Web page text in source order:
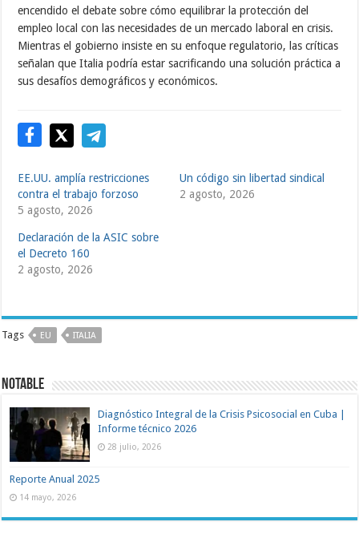
encendido el debate sobre cómo equilibrar la protección del
empleo local con las necesidades de un mercado laboral en crisis.
Mientras el gobierno insiste en su enfoque regulatorio, las críticas
señalan que Italia podría estar sacrificando una solución práctica a
sus desafíos demográficos y económicos.
EE.UU. amplía restricciones
contra el trabajo forzoso
5 agosto, 2026
Un código sin libertad sindical
2 agosto, 2026
Declaración de la ASIC sobre
el Decreto 160
2 agosto, 2026
Tags EU ITALIA
NOTABLE
Diagnóstico Integral de la Crisis Psicosocial en Cuba |
Informe técnico 2026
28 julio, 2026
Reporte Anual 2025
14 mayo, 2026